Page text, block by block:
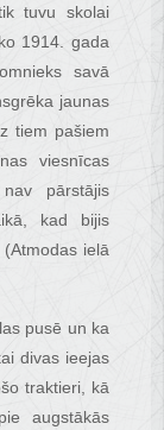
tuvu skolai
1914. gada
savā
jaunas
tiem pašiem
viesnīcas
pārstājis
kad bijis
ielā
pusē un ka
divas ieejas
traktieri, kā
augstākās